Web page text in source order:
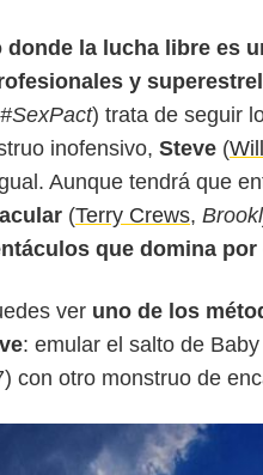
donde la lucha libre es
y
#SexPact) trata de seguir
inofensivo, Steve (
Aunque tendrá que
(Terry Crews,
que domina
ver uno de los
: emular el salto de
con otro monstruo de